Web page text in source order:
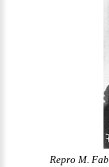
Repro M.